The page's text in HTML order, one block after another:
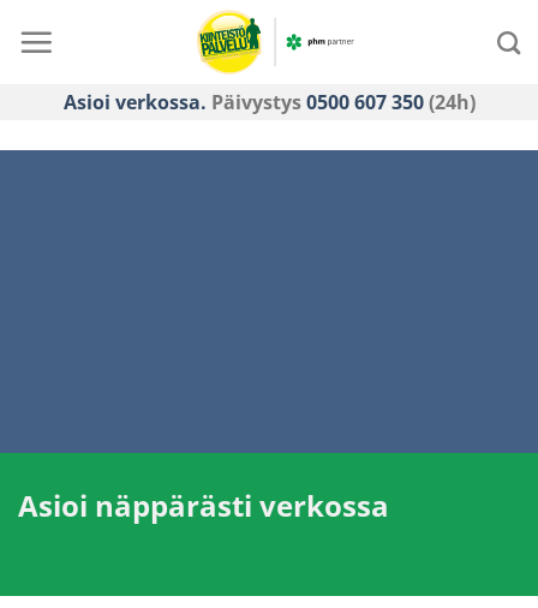
Asioi verkossa. Päivystys0500 607 350(24h)
Asioi näppärästi verkossa